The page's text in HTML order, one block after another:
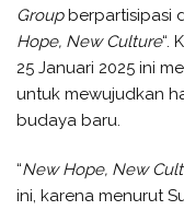
Group berpartisipasi
Hope, New Culture“.
25 Januari 2025 ini
untuk mewujudkan
budaya baru.
“New Hope, New
ini, karena menurut